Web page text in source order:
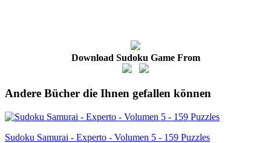
Download Sudoku Game From
Andere Bücher die Ihnen gefallen können
Sudoku Samurai - Experto - Volumen 5 - 159 Puzzles